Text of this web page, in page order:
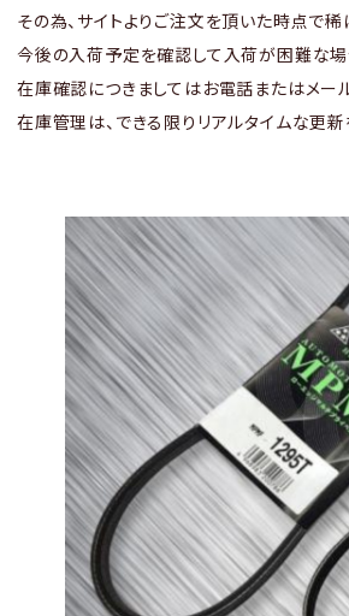
その為、サイトよりご注文を頂いた時点で
今後の入荷予定を確認して入荷が困難な場
在庫確認につきましてはお電話またはメー
在庫管理は、できる限りリアルタイムな更